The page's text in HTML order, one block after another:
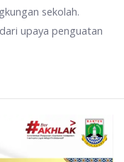
sekolah.
upaya penguatan